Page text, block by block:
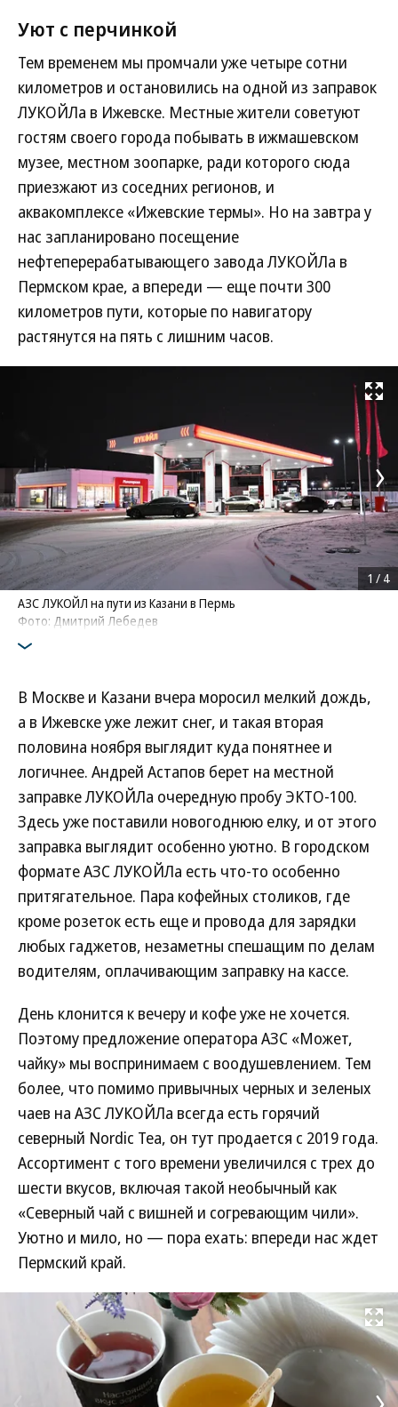
Уют с перчинкой
Тем временем мы промчали уже четыре сотни
километров и остановились на одной из заправок
ЛУКОЙЛа в Ижевске. Местные жители советуют
гостям своего города побывать в ижмашевском
музее, местном зоопарке, ради которого сюда
приезжают из соседних регионов, и
аквакомплексе «Ижевские термы». Но на завтра у
нас запланировано посещение
нефтеперерабатывающего завода ЛУКОЙЛа в
Пермском крае, а впереди — еще почти 300
километров пути, которые по навигатору
растянутся на пять с лишним часов.
Развернуть
АЗС ЛУКОЙЛ на пути из Казани в Пермь
Фото: Дмитрий Лебедев
1 / 4
В Москве и Казани вчера моросил мелкий дождь,
а в Ижевске уже лежит снег, и такая вторая
половина ноября выглядит куда понятнее и
логичнее. Андрей Астапов берет на местной
заправке ЛУКОЙЛа очередную пробу ЭКТО-100.
Здесь уже поставили новогоднюю елку, и от этого
заправка выглядит особенно уютно. В городском
формате АЗС ЛУКОЙЛа есть что-то особенно
притягательное. Пара кофейных столиков, где
кроме розеток есть еще и провода для зарядки
любых гаджетов, незаметны спешащим по делам
водителям, оплачивающим заправку на кассе.
День клонится к вечеру и кофе уже не хочется.
Поэтому предложение оператора АЗС «Может,
чайку» мы воспринимаем с воодушевлением. Тем
более, что помимо привычных черных и зеленых
чаев на АЗС ЛУКОЙЛа всегда есть горячий
северный Nordic Tea, он тут продается с 2019 года.
Ассортимент с того времени увеличился с трех до
шести вкусов, включая такой необычный как
«Северный чай с вишней и согревающим чили».
Уютно и мило, но — пора ехать: впереди нас ждет
Пермский край.
Развернуть